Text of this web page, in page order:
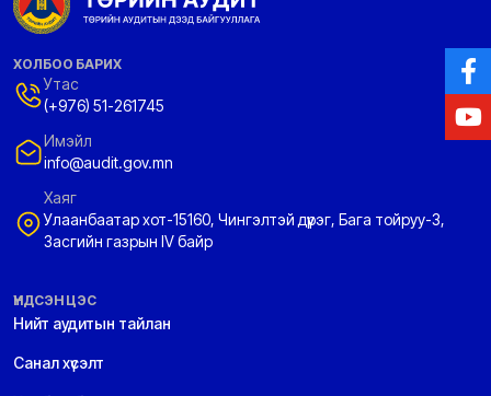
ХОЛБОО БАРИХ
Утас
(+976) 51-261745
Имэйл
info@audit.gov.mn
Хаяг
Улаанбаатар хот-15160, Чингэлтэй дүүрэг, Бага тойруу-3,
Засгийн газрын IV байр
ҮНДСЭН ЦЭС
Нийт аудитын тайлан
Санал хүсэлт